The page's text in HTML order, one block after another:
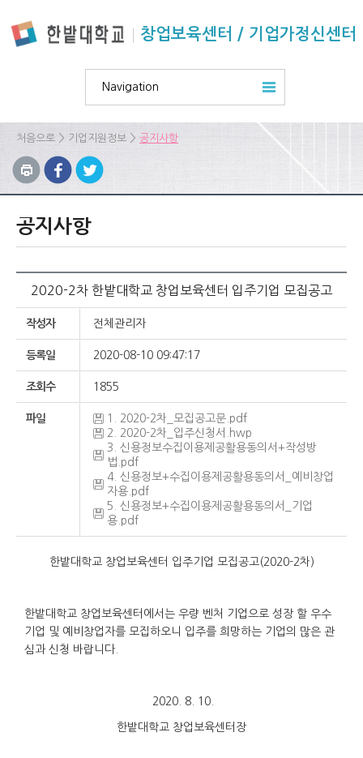
창업보육센터 / 기업가정신센터
Navigation
처음으로 > 기업지원정보 > 공지사항
공지사항
2020-2차 한밭대학교 창업보육센터 입주기업 모집공고
작성자 전체관리자
등록일 2020-08-10 09:47:17
조회수 1855
파일
1. 2020-2차_모집공고문.pdf
2. 2020-2차_입주신청서.hwp
3. 신용정보수집이용제공활용동의서+작성방
법.pdf
4. 신용정보+수집이용제공활용동의서_예비창업
자용.pdf
5. 신용정보+수집이용제공활용동의서_기업
용.pdf
한밭대학교 창업보육센터 입주기업 모집공고(2020-2차)
한밭대학교 창업보육센터에서는 우량 벤처 기업으로 성장 할 우수
기업 및 예비창업자를 모집하오니 입주를 희망하는 기업의 많은 관
심과 신청 바랍니다.
2020. 8. 10.
한밭대학교 창업보육센터장